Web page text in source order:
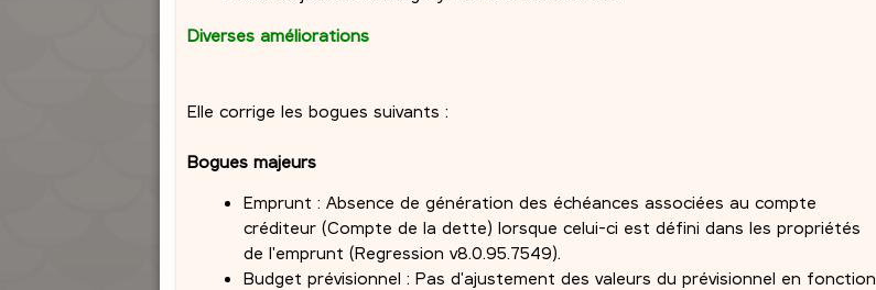
Diverses améliorations
Elle corrige les bogues suivants :
Bogues majeurs
Emprunt : Absence de génération des échéances associées au compte
créditeur (Compte de la dette) lorsque celui-ci est défini dans les propriétés
de l'emprunt (Regression v8.0.95.7549).
Budget prévisionnel : Pas d'ajustement des valeurs du prévisionnel en fonction